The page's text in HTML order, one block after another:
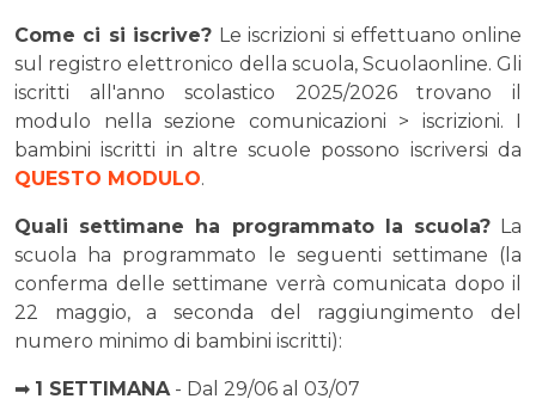
Come ci si iscrive? Le iscrizioni si effettuano online
sul registro elettronico della scuola, Scuolaonline. Gli
iscritti all'anno scolastico 2025/2026 trovano il
modulo nella sezione comunicazioni > iscrizioni. I
bambini iscritti in altre scuole possono iscriversi da
QUESTO MODULO.
Quali settimane ha programmato la scuola?La
scuola ha programmato le seguenti settimane (la
conferma delle settimane verrà comunicata dopo il
22 maggio, a seconda del raggiungimento del
numero minimo di bambini iscritti):
➡ 1 SETTIMANA- Dal 29/06 al 03/07